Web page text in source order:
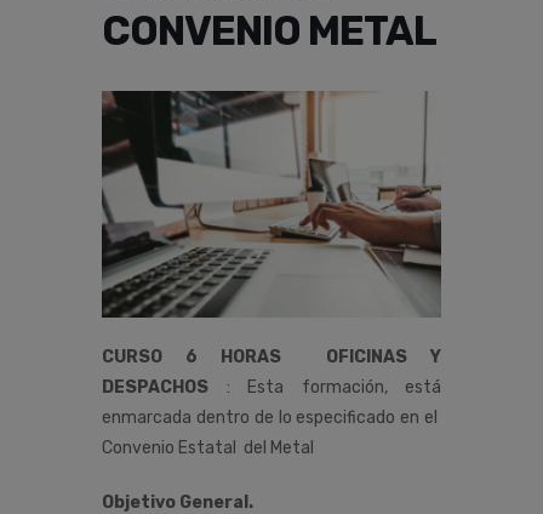
CONVENIO METAL
CURSO 6 HORAS OFICINAS Y
DESPACHOS : Esta formación,
está
enmarcada dentro de lo especificado en el
Convenio Estatal del Metal
Objetivo General.